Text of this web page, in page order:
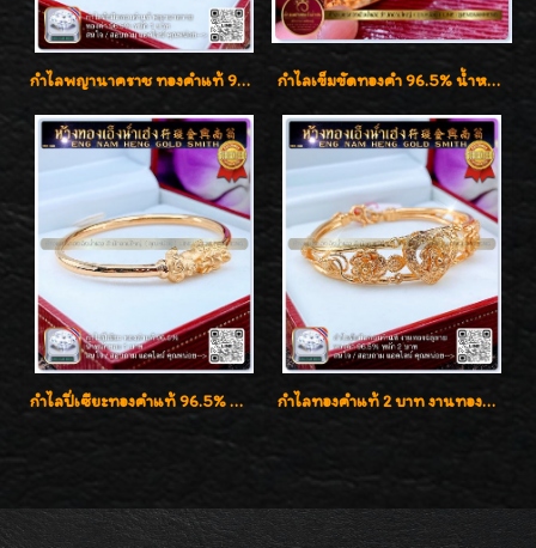
กำไลพญานาคราช ทองคำแท้ 96.5% น้ำหนัก 1 บาท เสริมสิริมงคล กำไลเข็มขัดทองคำ 96.5% น้ำหนัก 3 บาท หรูหรา สวยมากๆค่ะ
กำไลปี่เซียะทองคำแท้ 96.5% น้ำหนัก 1 บาท เสริมโชคลาภ กำไลทองคำแท้ 2 บาท งานทองฉลุลาย ดีไซน์หรูหรา สวยคลาสสิค